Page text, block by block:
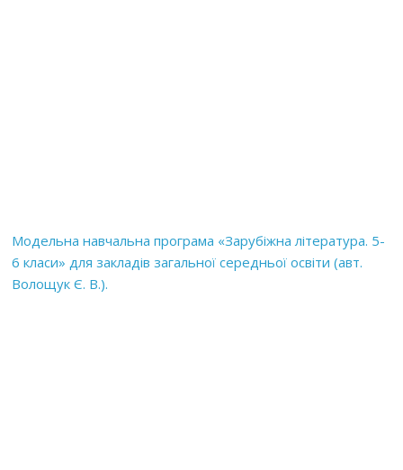
Модельна навчальна програма «Зарубіжна література. 5-
6 класи» для закладів загальної середньої освіти (авт.
Волощук Є. В.).